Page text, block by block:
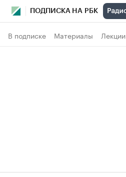
ПОДПИСКА НА РБК
В подписке Материалы Лекции